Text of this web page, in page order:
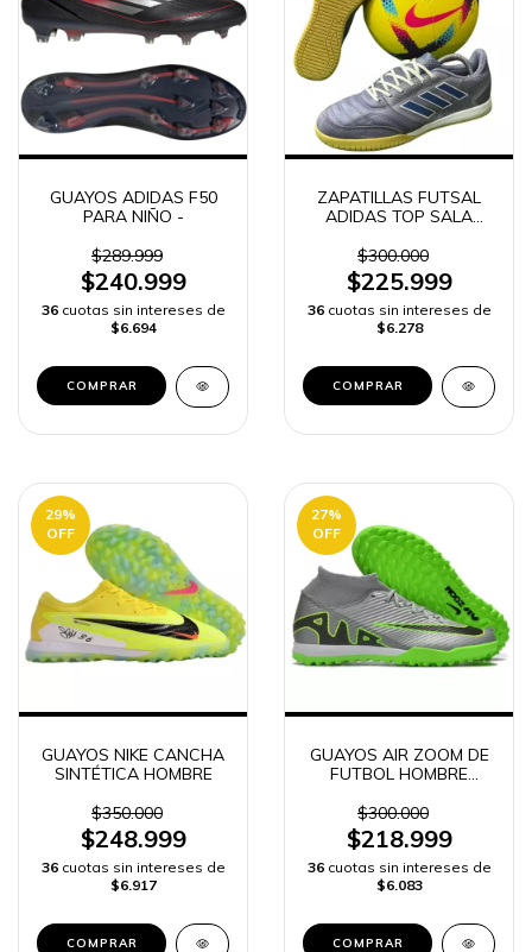
GUAYOS ADIDAS F50
PARA NIÑO -
$289.999
$240.999
36 cuotas sin intereses de
$6.694
COMPRAR
ZAPATILLAS FUTSAL
ADIDAS TOP SALA
$300.000
$225.999
36 cuotas sin intereses de
$6.278
COMPRAR
29%
OFF
GUAYOS NIKE CANCHA
SINTÉTICA HOMBRE
$350.000
$248.999
36 cuotas sin intereses de
$6.917
COMPRAR
27%
OFF
GUAYOS AIR ZOOM DE
FUTBOL HOMBRE
$300.000
$218.999
36 cuotas sin intereses de
$6.083
COMPRAR